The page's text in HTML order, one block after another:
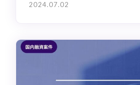
2024.07.02